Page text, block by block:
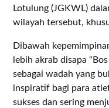
Lotulung (JGKWL)
wilayah tersebut,
Dibawah
lebih akrab disapa
sebagai wadah yang
inspiratif bagi para
sukses dan sering